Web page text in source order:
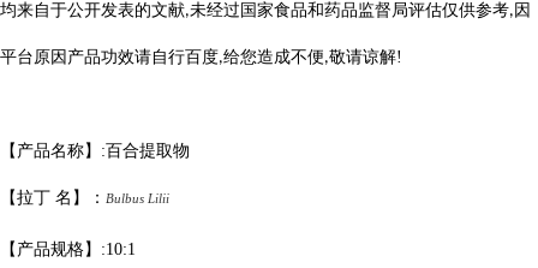
均来自于公开发表的文献,未经过国家食品和药品监督局评估仅供参考, 因
平台原因产品功效请自行百度,给您造成不便,敬请谅解!
【产品名称】 :百合提取物
【拉丁 名】： Bulbus Lilii
【产品规格】 :10:1